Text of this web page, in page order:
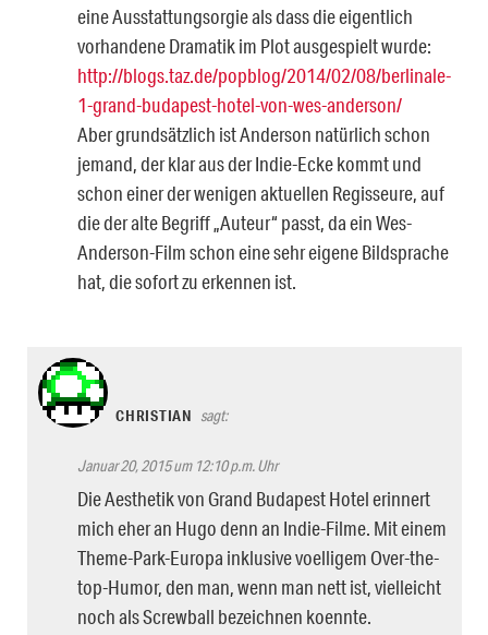
eine Ausstattungsorgie als dass die eigentlich
vorhandene Dramatik im Plot ausgespielt wurde:
http://blogs.taz.de/popblog/2014/02/08/berlinale-
1-grand-budapest-hotel-von-wes-anderson/
Aber grundsätzlich ist Anderson natürlich schon
jemand, der klar aus der Indie-Ecke kommt und
schon einer der wenigen aktuellen Regisseure, auf
die der alte Begriff „Auteur“ passt, da ein Wes-
Anderson-Film schon eine sehr eigene Bildsprache
hat, die sofort zu erkennen ist.
CHRISTIAN sagt:
Januar 20, 2015 um 12:10 p.m. Uhr
Die Aesthetik von Grand Budapest Hotel erinnert
mich eher an Hugo denn an Indie-Filme. Mit einem
Theme-Park-Europa inklusive voelligem Over-the-
top-Humor, den man, wenn man nett ist, vielleicht
noch als Screwball bezeichnen koennte.